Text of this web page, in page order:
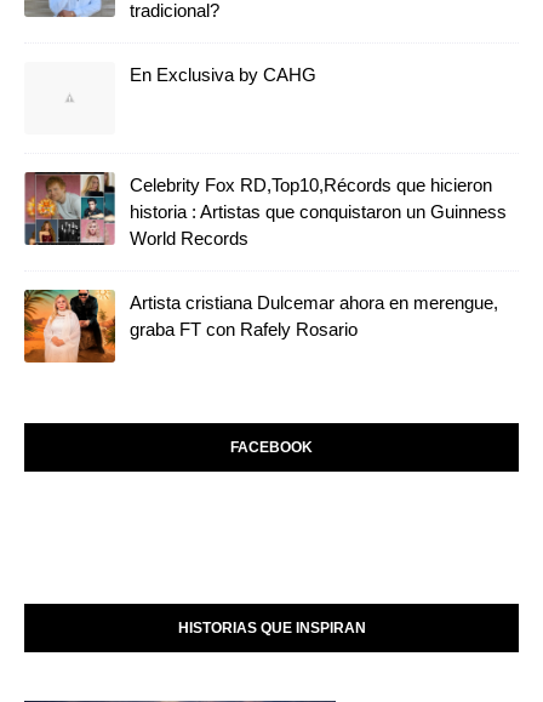
tradicional?
En Exclusiva by CAHG
Celebrity Fox RD,Top10,Récords que hicieron
historia : Artistas que conquistaron un Guinness
World Records
Artista cristiana Dulcemar ahora en merengue,
graba FT con Rafely Rosario
FACEBOOK
HISTORIAS QUE INSPIRAN